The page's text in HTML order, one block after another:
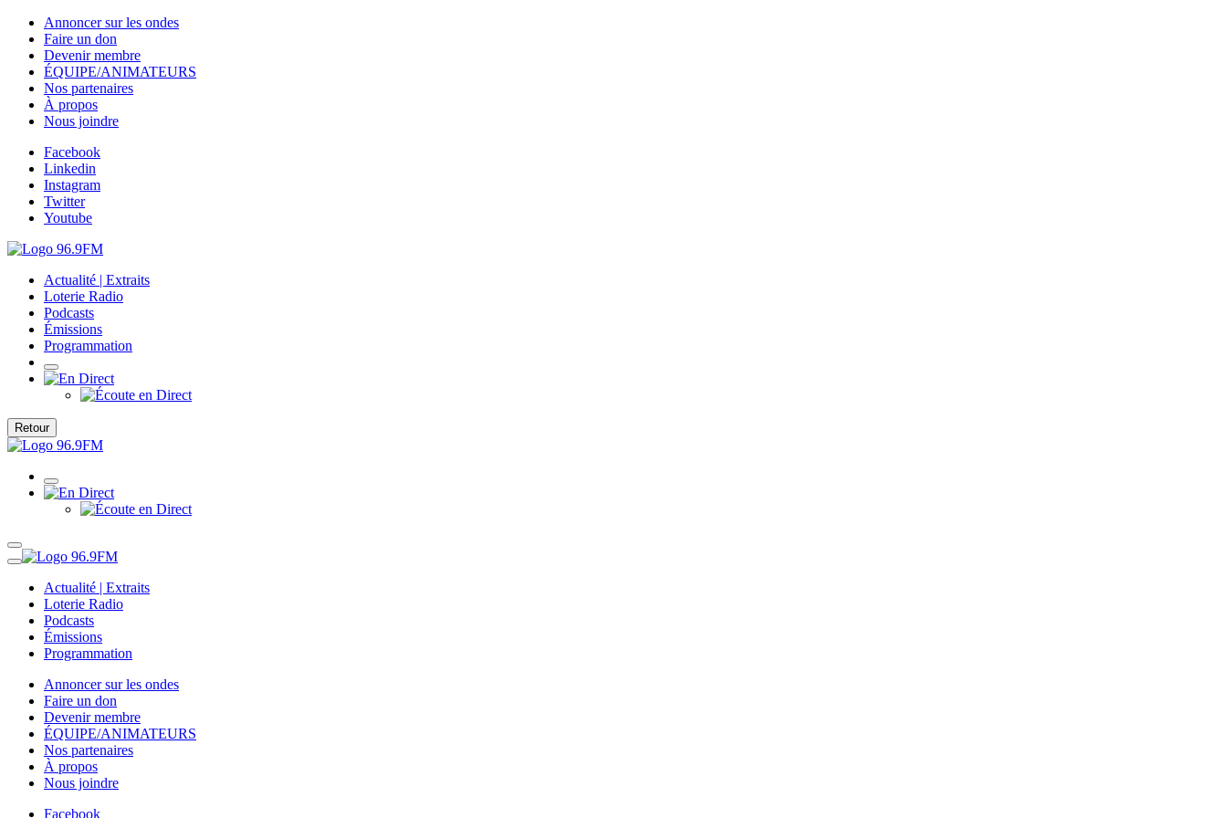
Annoncer sur les ondes
Faire un don
Devenir membre
ÉQUIPE/ANIMATEURS
Nos partenaires
À propos
Nous joindre
Facebook
Linkedin
Instagram
Twitter
Youtube
Actualité | Extraits
Loterie Radio
Podcasts
Émissions
Programmation
Retour
Actualité | Extraits
Loterie Radio
Podcasts
Émissions
Programmation
Annoncer sur les ondes
Faire un don
Devenir membre
ÉQUIPE/ANIMATEURS
Nos partenaires
À propos
Nous joindre
Facebook